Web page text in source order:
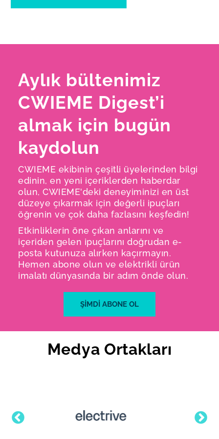
Aylık bültenimiz
CWIEME Digest’i
almak için bugün
kaydolun
CWIEME ekibinin çeşitli üyelerinden bilgi
edinin, en yeni içeriklerden haberdar
olun, CWIEME'deki deneyiminizi en üst
düzeye çıkarmak için değerli ipuçları
öğrenin ve çok daha fazlasını keşfedin!
Etkinliklerin öne çıkan anlarını ve
içeriden gelen ipuçlarını doğrudan e-
posta kutunuza alırken kaçırmayın.
Hemen abone olun ve elektrikli ürün
imalatı dünyasında bir adım önde olun.
ŞİMDİ ABONE OL
Medya Ortakları